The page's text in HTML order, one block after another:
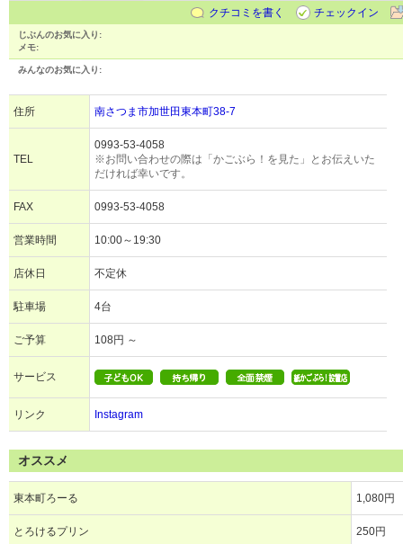
クチコミを書く
チェックイン
じぶんのお気に入り:
メモ:
みんなのお気に入り:
住所 南さつま市加世田東本町38-7
TEL
0993-53-4058
※お問い合わせの際は「かごぶら！を見た」とお伝えいた
だければ幸いです。
FAX 0993-53-4058
営業時間 10:00～19:30
店休日 不定休
駐車場 4台
ご予算 108円 ～
サービス
リンク Instagram
オススメ
東本町ろーる 1,080円
とろけるプリン 250円